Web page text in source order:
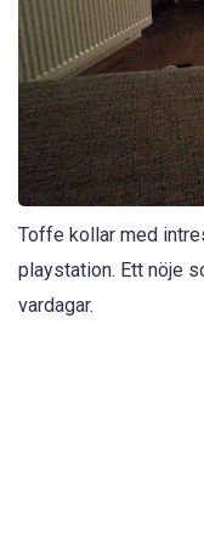
Toffe kollar med
playstation. Ett nöje
vardagar.